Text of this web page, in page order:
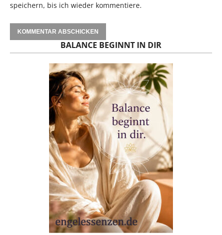
speichern, bis ich wieder kommentiere.
BALANCE BEGINNT IN DIR